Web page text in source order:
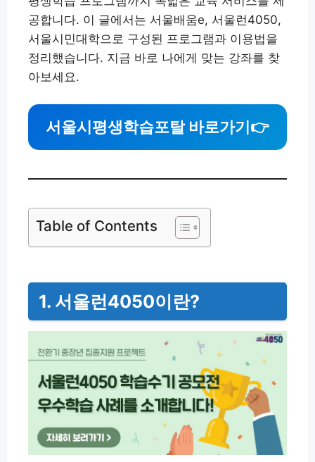
공합니다. 이 글에서는 서울배움e, 서울런4050,
서울시민대학으로 구성된 프로그램과 이용법을
정리했습니다. 지금 바로 나에게 맞는 강좌를 찾
아보세요.
서울시평생학습포탈 바로가기 👉
Table of Contents
1. 서울런4050이란?